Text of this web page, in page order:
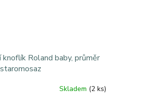
knoflík Roland baby, průměr
Skladem (2 ks)